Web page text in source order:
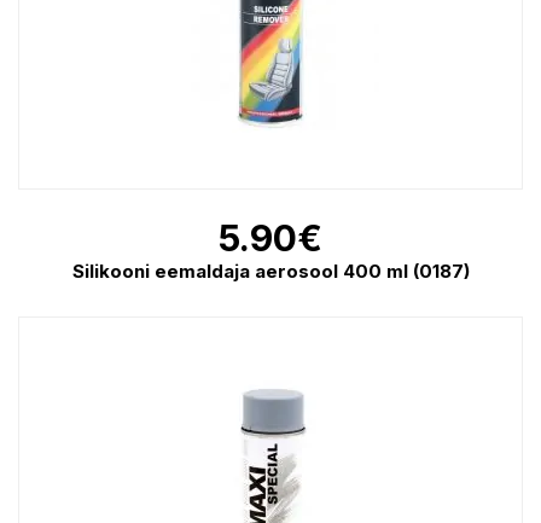
5.90€
Silikooni eemaldaja aerosool 400 ml (0187)